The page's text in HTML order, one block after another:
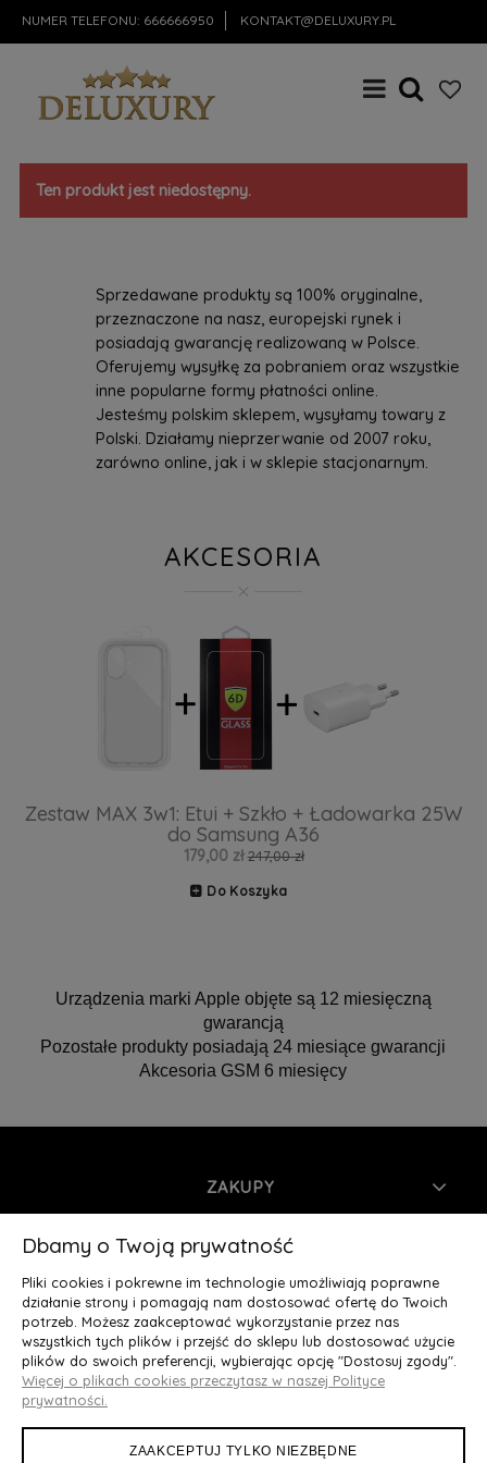
NUMER TELEFONU: 666666950 KONTAKT@DELUXURY.PL
Ten produkt jest niedostępny.
Sprzedawane produkty są 100% oryginalne,
przeznaczone na nasz, europejski rynek i
posiadają gwarancję realizowaną w Polsce.
Oferujemy wysyłkę za pobraniem oraz wszystkie
inne popularne formy płatności online.
Jesteśmy polskim sklepem, wysyłamy towary z
Polski. Działamy nieprzerwanie od 2007 roku,
zarówno online, jak i w sklepie stacjonarnym.
AKCESORIA
Zestaw MAX 3w1: Etui + Szkło + Ładowarka 25W
do Samsung A36
179,00 zł 247,00 zł
Do Koszyka
Urządzenia marki Apple objęte są 12 miesięczną
gwarancją
Pozostałe produkty posiadają 24 miesiące gwarancji
Akcesoria GSM 6 miesięcy
ZAKUPY
INFORMACJE
MOJE KONTO
O NAS
Deluxury.pl
Dbamy o Twoją prywatność
Pliki cookies i pokrewne im technologie umożliwiają poprawne
działanie strony i pomagają nam dostosować ofertę do Twoich
potrzeb. Możesz zaakceptować wykorzystanie przez nas
wszystkich tych plików i przejść do sklepu lub dostosować użycie
plików do swoich preferencji, wybierając opcję "Dostosuj zgody".
Więcej o plikach cookies przeczytasz w naszej Polityce
prywatności.
ZAAKCEPTUJ TYLKO NIEZBĘDNE